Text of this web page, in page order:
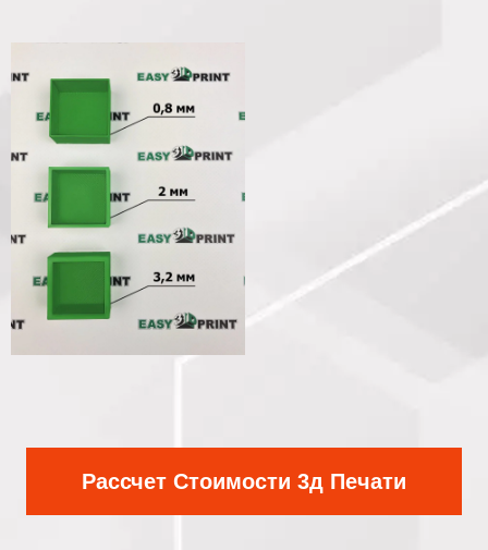
Рассчет Стоимости 3д Печати